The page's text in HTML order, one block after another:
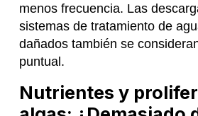
menos frecuencia. Las
sistemas de tratamiento de
dañados también se
puntual.
Nutrientes y